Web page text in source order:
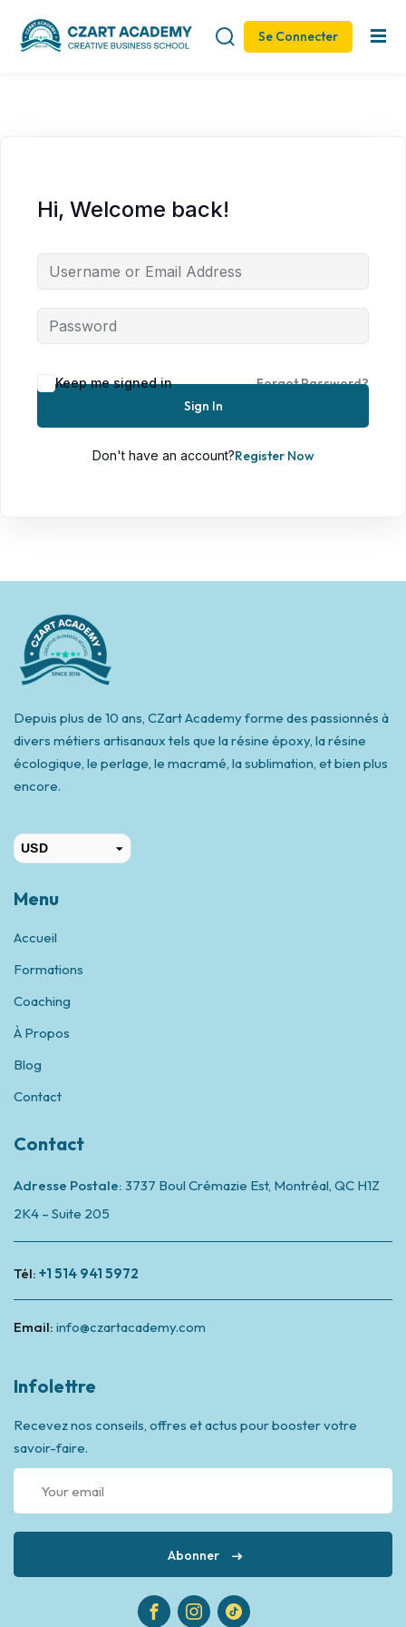
Se Connecter
Hi, Welcome back!
Keep me signed in
Forgot Password?
Sign In
Don't have an account?Register Now
Depuis plus de 10 ans, CZart Academy forme des passionnés à
divers métiers artisanaux tels que la résine époxy, la résine
écologique, le perlage, le macramé, la sublimation, et bien plus
encore.
USD
Menu
Accueil
Formations
Coaching
À Propos
Blog
Contact
Contact
Adresse Postale: 3737 Boul Crémazie Est, Montréal, QC H1Z
2K4 – Suite 205
Tél: +1 514 941 5972
Email: info@czartacademy.com
Infolettre
Recevez nos conseils, offres et actus pour booster votre
savoir-faire.
Abonner
Sign in Sign up
Remember me Lost your password?